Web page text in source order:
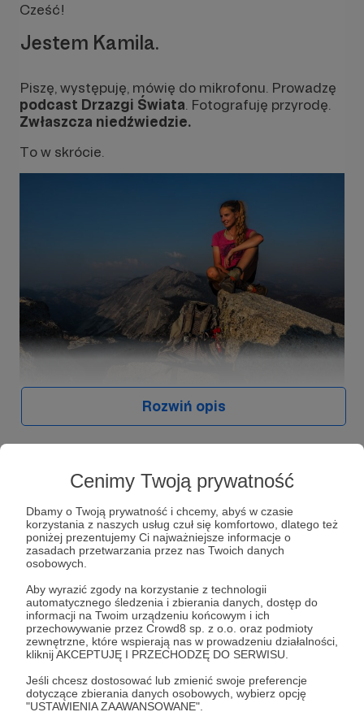
Cenimy Twoją prywatność
Dbamy o Twoją prywatność i chcemy, abyś w czasie
korzystania z naszych usług czuł się komfortowo, dlatego też
poniżej prezentujemy Ci najważniejsze informacje o
zasadach przetwarzania przez nas Twoich danych
osobowych.
Aby wyrazić zgody na korzystanie z technologii
automatycznego śledzenia i zbierania danych, dostęp do
informacji na Twoim urządzeniu końcowym i ich
przechowywanie przez Crowd8 sp. z o.o. oraz podmioty
zewnętrzne, które wspierają nas w prowadzeniu działalności,
kliknij AKCEPTUJĘ I PRZECHODZĘ DO SERWISU.
Jeśli chcesz dostosować lub zmienić swoje preferencje
dotyczące zbierania danych osobowych, wybierz opcję
"USTAWIENIA ZAAWANSOWANE".
Cześć!
Jestem Kamila.
Piszę, występuję, mówię do mikrofonu. Prowadzę
podcast Drzazgi Świata . Fotografuję przyrodę.
Zwłaszcza niedźwiedzie.
To w skrócie.
Prowadzę podcast Drzazgi Świata
uwierać. To jednen z ulubionych przez
słuchaczy podcastów dziennikarskich w
Polsce.
Podcast to
dziennikarskie spojrzenie
wszystko, co na drugim końcu świata
pozornie wygląda jak żywcem wyjęte z folderu
biura podróży. Podróże w podcaście są więc tylko
pretekstem do mówienia o rzeczach
również moje autorskie reporterskie opowieści z
północy.
Rozwiń opis
Słuchaj w Patronite Audio!
Słuchaj Drzazgi Świata // Kamila Kielar w aplikacji
Patronite Audio.
Pobierz aplikację na swój telefon lub słuchaj w
przeglądarce.
Słuchaj